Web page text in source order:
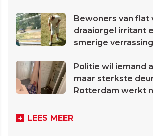
Bewoners van flat
draaiorgel irritant
smerige verrassing
Politie wil iemand
maar sterkste
Rotterdam werkt
LEES MEER